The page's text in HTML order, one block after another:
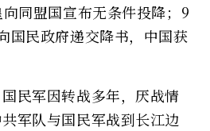
同盟国宣布无条件投降；9
国民政府递交降书，中国获
民军因转战多年，厌战情
军队与国民军战到长江边